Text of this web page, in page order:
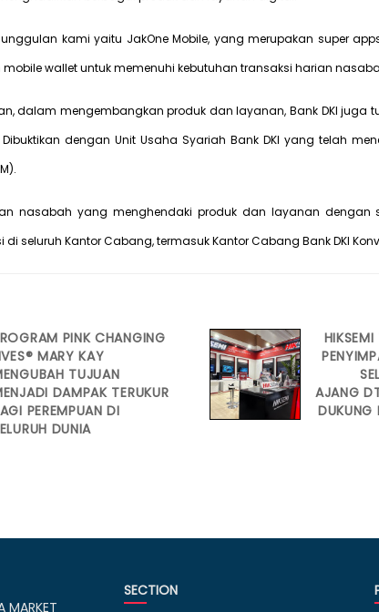
kami yaitu JakOne Mobile, yang merupakan super
wallet untuk memenuhi kebutuhan transaksi harian
dalam mengembangkan produk dan layanan, Bank DKI juga
dengan Unit Usaha Syariah Bank DKI yang telah
nasabah yang menghendaki produk dan layanan dengan
seluruh Kantor Cabang, termasuk Kantor Cabang Bank DKI
PINK CHANGING
MARY KAY
TUJUAN
DAMPAK TERUKUR
PEREMPUAN DI
DUNIA
AJANG
DUKUNG
MARKET
SECTION